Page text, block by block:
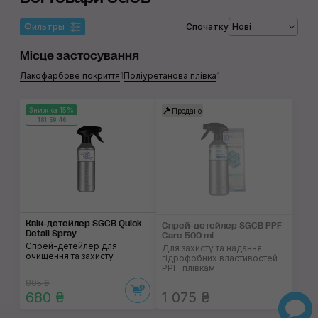
Фильтры Спочатку Нові
Місце застосування
Лакофарбове покриття1Поліуретанова плівка1
Знижка 15%
181:59:46
Квік-детейлер SGCB Quick
Detail Spray
Спрей-детейлер для
очищення та захисту
805 ₴
680 ₴
Продано
Спрей-детейлер SGCB PPF
Care 500 ml
Для захисту та надання
гідрофобних властивостей
PPF-плівкам
1 075 ₴